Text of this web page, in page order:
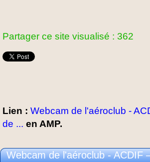
Partager ce site visualisé : 362
Lien : Webcam de l'aéroclub -
de ... en AMP.
Webcam de l'aéroclub - ACDIF